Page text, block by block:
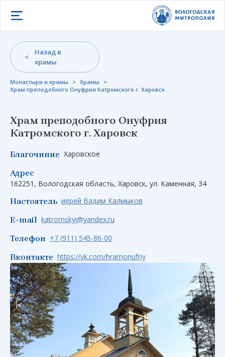
Открыть меню
Монастыри и храмы > Храмы
>
Храм преподобного Онуфрия Катромского г. Харовск
Назад в
храмы
Храм преподобного Онуфрия
Катромского г. Харовск
Благочиние Харовское
Адрес
162251, Вологодская область, Харовск, ул. Каменная, 34
Настоятель иерей Вадим Калмыков
E-mail katromskyi@yandex.ru
Телефон +7 (911) 545-86-00
Вконтакте https://vk.com/hramonufriy